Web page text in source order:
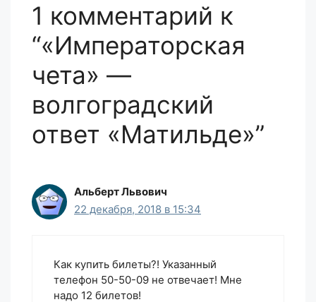
1 комментарий к
“«Императорская
чета» —
волгоградский
ответ «Матильде»”
Альберт Львович
22 декабря, 2018 в 15:34
Как купить билеты?! Указанный
телефон 50-50-09 не отвечает! Мне
надо 12 билетов!